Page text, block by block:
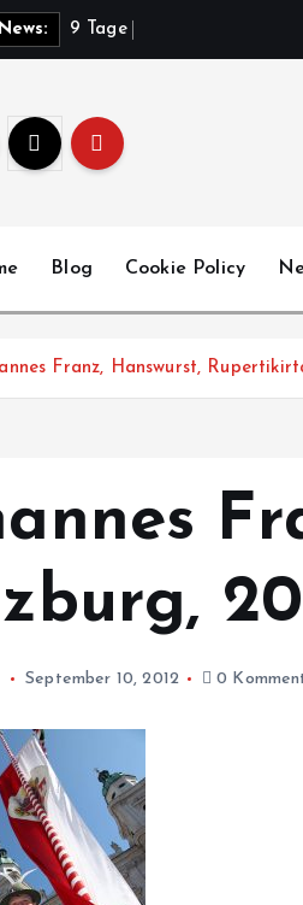
9 ag e
Blog Cookie Policy
Franz, Hanswurst,
September 10, 2012 0